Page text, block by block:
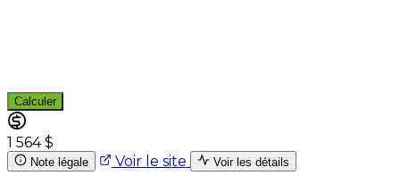
Calculer
1 564 $
Note légale Voir le site Voir les détails